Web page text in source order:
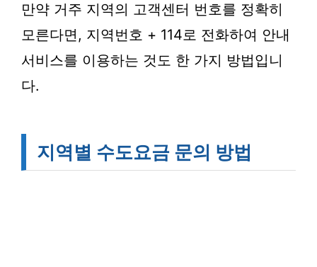
만약 거주 지역의 고객센터 번호를 정확히
모른다면, 지역번호 + 114로 전화하여 안내
서비스를 이용하는 것도 한 가지 방법입니
다.
지역별 수도요금 문의 방법